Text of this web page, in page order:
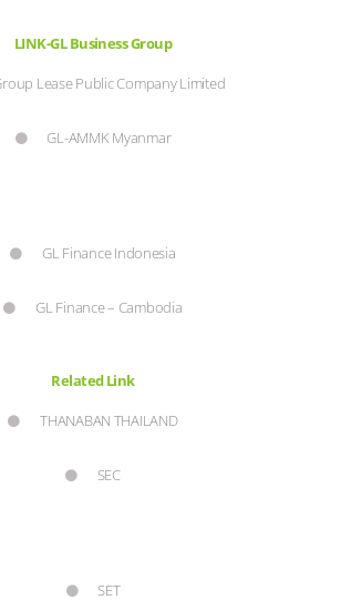
LINK-GL Business Group
Lease Public Company Limited
GL-AMMK Myanmar
GL Finance Indonesia
GL Finance – Cambodia
Related Link
THANABAN THAILAND
SEC
SET